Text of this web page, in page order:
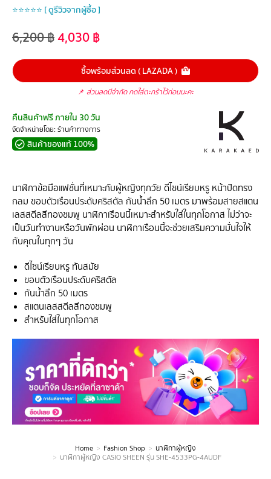
⭐⭐⭐⭐⭐ [ ดูรีวิวจากผู้ซื้อ ]
6,200฿4,030฿
ซื้อพร้อมส่วนลด ( LAZADA )
📌 ส่วนลดมีจำกัด กดใส่ตะกร้าไว้ก่อนนะคะ
คืนสินค้าฟรี ภายใน 30 วัน
จัดจำหน่ายโดย: ร้านค้าทางการ
สินค้าของแท้ 100%
นาฬิกาข้อมือแฟชั่นที่เหมาะกับผู้หญิงทุกวัย ดีไซน์เรียบหรู หน้าปัดทรง
กลม ขอบตัวเรือนประดับคริสตัล กันน้ำลึก 50 เมตร มาพร้อมสายสแตน
เลสสตีลสีทองชมพู นาฬิกาเรือนนี้เหมาะสำหรับใส่ในทุกโอกาส ไม่ว่าจะ
เป็นวันทำงานหรือวันพักผ่อน นาฬิกาเรือนนี้จะช่วยเสริมความมั่นใจให้
กับคุณในทุกๆ วัน
ดีไซน์เรียบหรู ทันสมัย
ขอบตัวเรือนประดับคริสตัล
กันน้ำลึก 50 เมตร
สแตนเลสสตีลสีทองชมพู
สำหรับใส่ในทุกโอกาส
Home Fashion Shop
นาฬิกาผู้หญิง
นาฬิกาผู้หญิง CASIO SHEEN รุ่น SHE-4533PG-4AUDF